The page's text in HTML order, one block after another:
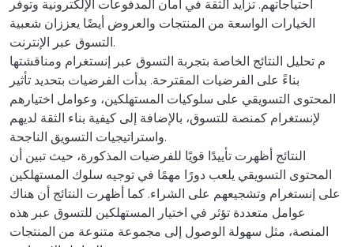
احتياجاتهم. تزايد الثقة في أمان المدفوعات الإلكترونية وتوفر
الخيارات الواسعة من المنتجات والعروض أيضًا يعززان شعبية
التسوق عبر الإنترنت.
م تحليل النتائج الخاصة بتجربة التسوق عبر إنستغرام ومناقشتها
بناءً على الفرضيات المقترحة. بدأت الفرضيات بتحديد تأثير
المحتوى التسويقي على سلوكيات المستهلكين، وعوامل اختيارهم
لإنستغرام كمنصة للتسوق، بالإضافة إلى كيفية بناء الثقة لديهم
واستراتيجيات التسويق الناجحة.
النتائج أظهرت تأييدًا قويًا للفرضيات المذكورة، حيث تبين أن
المحتوى التسويقي يلعب دورًا مهمًا في توجيه سلوك المستهلكين
على إنستغرام وتشجيعهم على الشراء. كما أظهرت النتائج أن هناك
عوامل متعددة تؤثر في اختيار المستهلكين للتسوق عبر هذه
المنصة، مثل سهولة الوصول إلى مجموعة متنوعة من المنتجات